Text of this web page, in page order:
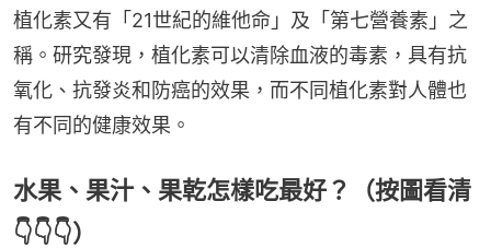
植化素又有「21世紀的維他命」及「第七營養素」之
稱。研究發現，植化素可以清除血液的毒素，具有抗
氧化、抗發炎和防癌的效果，而不同植化素對人體也
有不同的健康效果。
水果、果汁、果乾怎樣吃最好？（按圖看清
👇👇👇）